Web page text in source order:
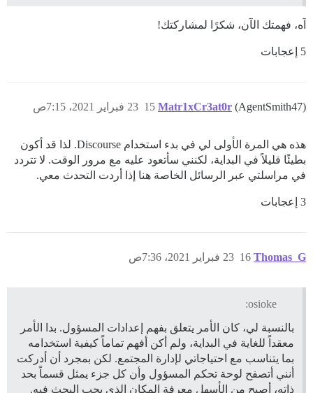
آه، فهمتك الآن، شكرًا لمشاركتك!
5 إعجابات
Matr1xCr3at0r (AgentSmith47) 23 فبراير 2021، 7:15ص 15
هذه هي المرة الأولى لي في بدء استخدام Discourse. لذا قد أكون
بطيئًا قليلاً في البداية، لكنني سأتعود عليه مع مرور الوقت. لا تتردد
في مراسلتي عبر الرسائل الخاصة هنا إذا أردت التحدث معي.
3 إعجابات
Thomas_G 23 فبراير 2021، 7:36ص 16
osioke:
بالنسبة لي، كان الأمر يتعلق بفهم إعدادات المسؤول. بدا الأمر
معقداً للغاية في البداية، ولم أكن أفهم تماماً كيفية استخدامه
بما يتناسب مع احتياجاتي لإدارة المجتمع. لكن بمجرد أن أدركت
أنني أتصفح لوحة تحكم المسؤول وأن كل جزء يمثل قسماً بحد
ذاته، أصبح من الأسهل معرفة المكان الذي يجب البحث فيه.